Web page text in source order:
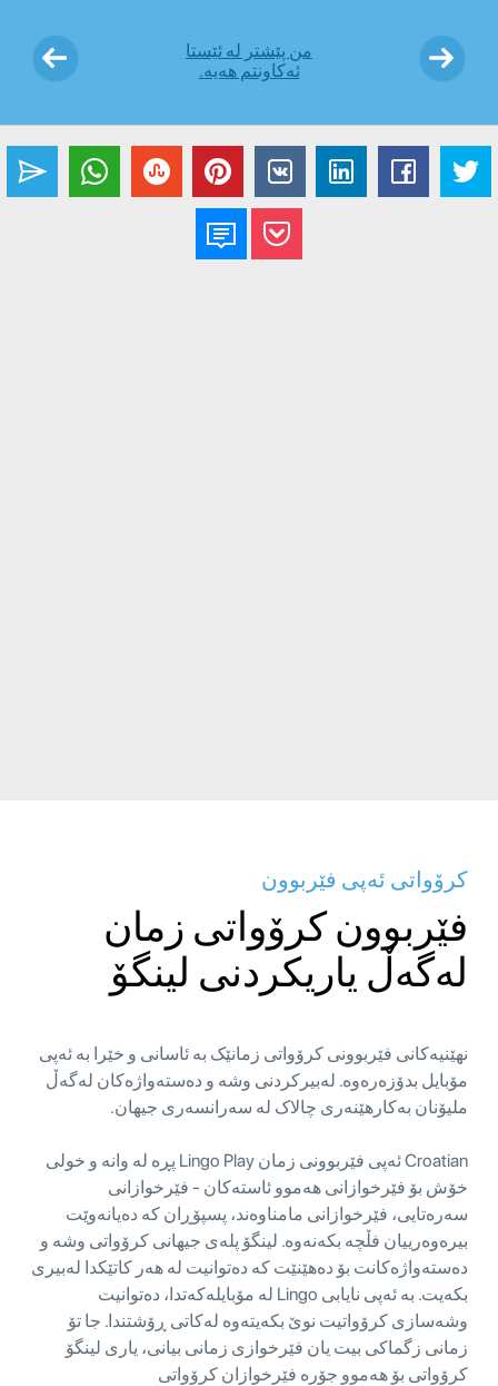
من پێشتر لە ئێستا
ئەکاونتم هەیە.
کرۆواتی ئەپی فێربوون
فێربوون کرۆواتی زمان
لەگەڵ یاریکردنی لینگۆ
نهێنیەکانی فێربوونی کرۆواتی زمانێک بە ئاسانی و خێرا بە ئەپی
مۆبایل بدۆزەرەوە. لەبیرکردنی وشە و دەستەواژەکان لەگەڵ
ملیۆنان بەکارهێنەری چالاک لە سەرانسەری جیهان.
Croatian ئەپی فێربوونی زمان Lingo Play پڕە لە وانە و خولی
خۆش بۆ فێرخوازانی هەموو ئاستەکان - فێرخوازانی
سەرەتایی، فێرخوازانی مامناوەند، پسپۆڕان کە دەیانەوێت
بیرەوەرییان فڵچە بکەنەوە. لینگۆ پلەی جیهانی کرۆواتی وشە و
دەستەواژەکانت بۆ دەهێنێت کە دەتوانیت لە هەر کاتێکدا لەبیری
بکەیت. بە ئەپی نایابی Lingo لە مۆبایلەکەتدا، دەتوانیت
وشەسازی کرۆواتیت نوێ بکەیتەوە لەکاتی ڕۆشتندا. جا تۆ
زمانی زگماکی بیت یان فێرخوازی زمانی بیانی، یاری لینگۆ
کرۆواتی بۆ هەموو جۆرە فێرخوازان کرۆواتی